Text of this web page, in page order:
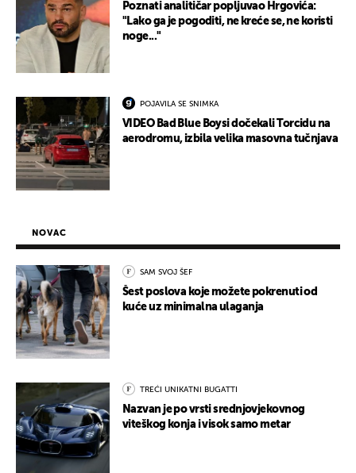
Poznati analitičar popljuvao Hrgovića:
"Lako ga je pogoditi, ne kreće se, ne koristi
noge..."
POJAVILA SE SNIMKA
VIDEO Bad Blue Boysi dočekali Torcidu na
aerodromu, izbila velika masovna tučnjava
NOVAC
SAM SVOJ ŠEF
Šest poslova koje možete pokrenuti od
kuće uz minimalna ulaganja
TREĆI UNIKATNI BUGATTI
Nazvan je po vrsti srednjovjekovnog
viteškog konja i visok samo metar